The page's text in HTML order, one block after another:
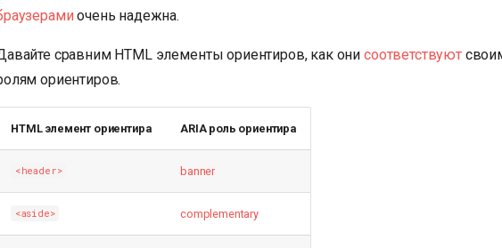
очень надежна.
сравним HTML элементы ориентиров, как они соответствуют
ориентиров.
HTML элемент ориентира ARIA роль ориентира
<header> banner
<aside> complementary